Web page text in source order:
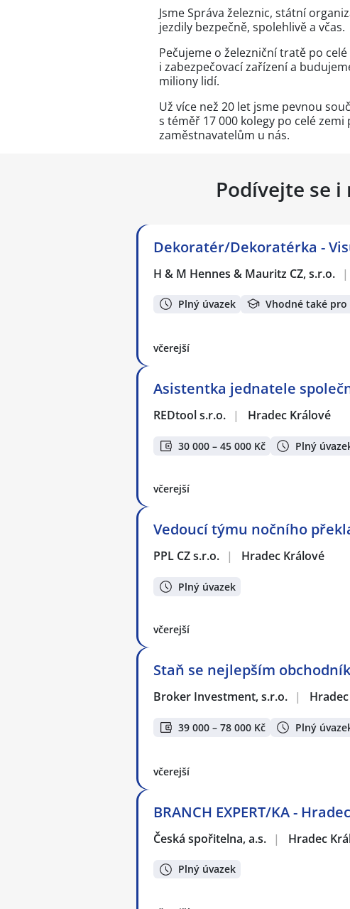
Jsme Správa železnic, státní
jezdily bezpečně, spolehlivě a včas.
Pečujeme o železniční tratě po
i zabezpečovací zařízení a
miliony lidí.
Už více než 20 let jsme pevnou
s téměř 17 000 kolegy po celé
zaměstnavatelům u nás.
Podívejte se
Dekoratér/Dekoratérka -
H & M Hennes & Mauritz CZ, s.r.o. |
Plný úvazek Vhodné také
včerejší
Asistentka jednatele
REDtool s.r.o. | Hradec Králové
30 000 – 45 000 Kč Plný
včerejší
Vedoucí týmu nočního
PPL CZ s.r.o. | Hradec Králové
Plný úvazek
včerejší
Staň se nejlepším
Broker Investment, s.r.o. |
39 000 – 78 000 Kč Plný
včerejší
BRANCH EXPERT/KA -
Česká spořitelna, a.s. | Hradec
Plný úvazek